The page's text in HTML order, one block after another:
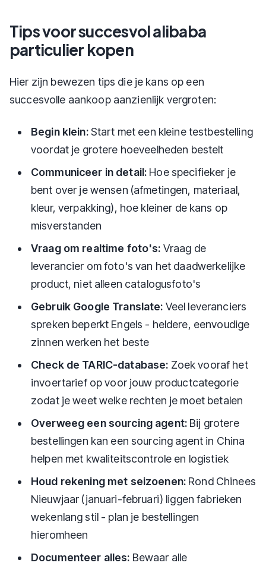
Tips voor succesvol alibaba
particulier kopen
Hier zijn bewezen tips die je kans op een
succesvolle aankoop aanzienlijk vergroten:
Begin klein:Start met een kleine testbestelling
voordat je grotere hoeveelheden bestelt
Communiceer in detail: Hoe specifieker je
bent over je wensen (afmetingen, materiaal,
kleur, verpakking), hoe kleiner de kans op
misverstanden
Vraag om realtime foto's: Vraag de
leverancier om foto's van het daadwerkelijke
product, niet alleen catalogusfoto's
Gebruik Google Translate: Veel leveranciers
spreken beperkt Engels - heldere, eenvoudige
zinnen werken het beste
Check de TARIC-database: Zoek vooraf het
invoertarief op voor jouw productcategorie
zodat je weet welke rechten je moet betalen
Overweeg een sourcing agent: Bij grotere
bestellingen kan een sourcing agent in China
helpen met kwaliteitscontrole en logistiek
Houd rekening met seizoenen: Rond Chinees
Nieuwjaar (januari-februari) liggen fabrieken
wekenlang stil - plan je bestellingen
hieromheen
Documenteer alles: Bewaar alle